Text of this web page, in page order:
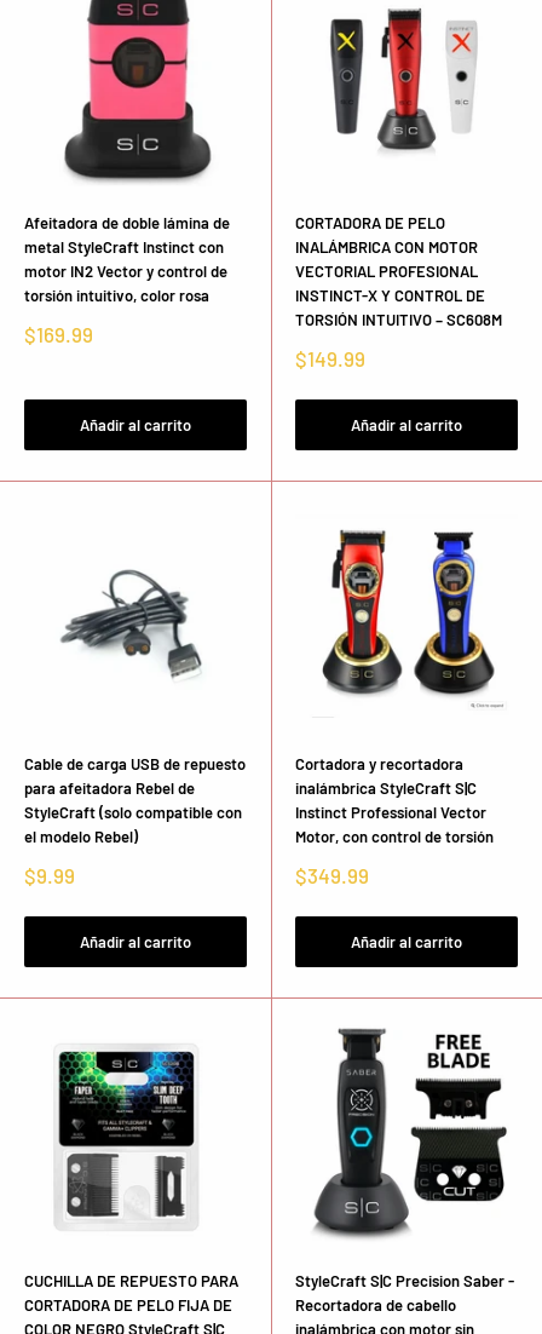
Afeitadora de doble lámina de
metal StyleCraft Instinct con
motor IN2 Vector y control de
torsión intuitivo, color rosa
Precio
$169.99
Añadir al carrito
CORTADORA DE PELO
INALÁMBRICA CON MOTOR
VECTORIAL PROFESIONAL
INSTINCT-X Y CONTROL DE
TORSIÓN INTUITIVO – SC608M
Precio
venta
$149.99
Añadir al carrito
Cable de carga USB de repuesto
para afeitadora Rebel de
StyleCraft (solo compatible con
el modelo Rebel)
Precio
venta
$9.99
Añadir al carrito
Cortadora y recortadora
inalámbrica StyleCraft S|C
Instinct Professional Vector
Motor, con control de torsión
Precio
venta
$349.99
Añadir al carrito
CUCHILLA DE REPUESTO PARA
CORTADORA DE PELO FIJA DE
COLOR NEGRO StyleCraft S|C
StyleCraft S|C Precision Saber -
Recortadora de cabello
inalámbrica con motor sin